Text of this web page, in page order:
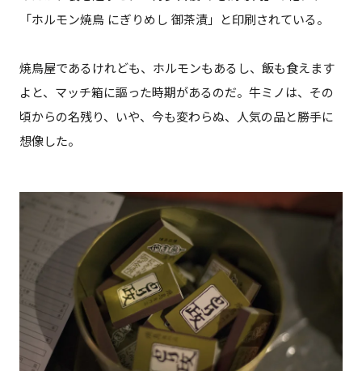
「ホルモン焼鳥 にぎりめし 御茶漬」と印刷されている。
焼鳥屋であるけれども、ホルモンもあるし、飯も食えます
よと、マッチ箱に謳った時期があるのだ。牛ミノは、その
頃からの名残り、いや、今も変わらぬ、人気の品と勝手に
想像した。